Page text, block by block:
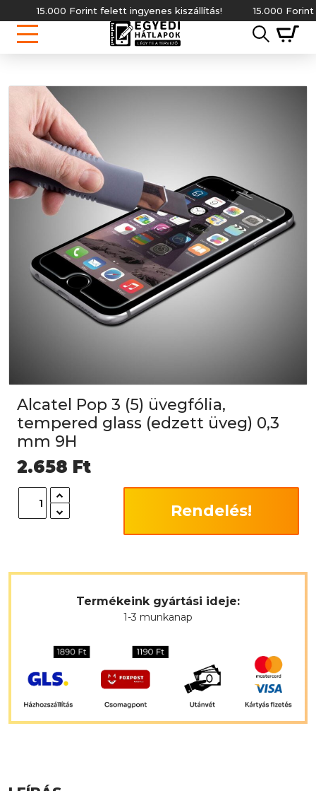
15.000 Forint felett ingyenes kiszállítás! 15.000 Forint
Alcatel Pop 3 (5) üvegfólia,
tempered glass (edzett üveg) 0,3
mm 9H
2.658 Ft
Rendelés!
Termékeink gyártási ideje:
1-3 munkanap